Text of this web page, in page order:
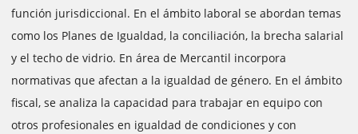
función jurisdiccional. En el ámbito laboral se abordan temas
como los Planes de Igualdad, la conciliación, la brecha salarial
y el techo de vidrio. En área de Mercantil incorpora
normativas que afectan a la igualdad de género. En el ámbito
fiscal, se analiza la capacidad para trabajar en equipo con
otros profesionales en igualdad de condiciones y con